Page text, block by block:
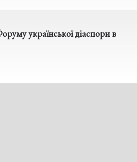
української діаспори в